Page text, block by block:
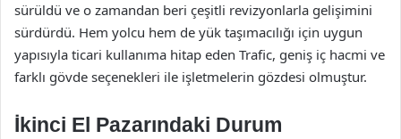
sürüldü ve o zamandan beri çeşitli revizyonlarla gelişimini
sürdürdü. Hem yolcu hem de yük taşımacılığı için uygun
yapısıyla ticari kullanıma hitap eden Trafic, geniş iç hacmi ve
farklı gövde seçenekleri ile işletmelerin gözdesi olmuştur.
İkinci El Pazarındaki Durum